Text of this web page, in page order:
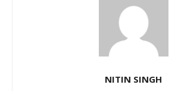
NITIN SINGH